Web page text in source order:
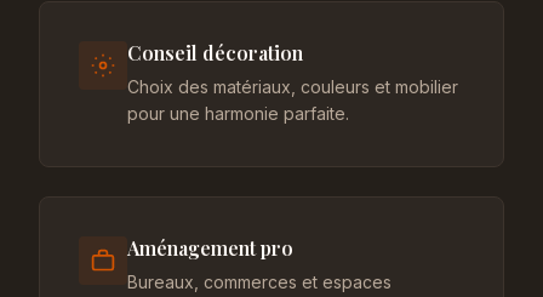
Conseil décoration
Choix des matériaux, couleurs et mobilier
pour une harmonie parfaite.
Aménagement pro
Bureaux, commerces et espaces